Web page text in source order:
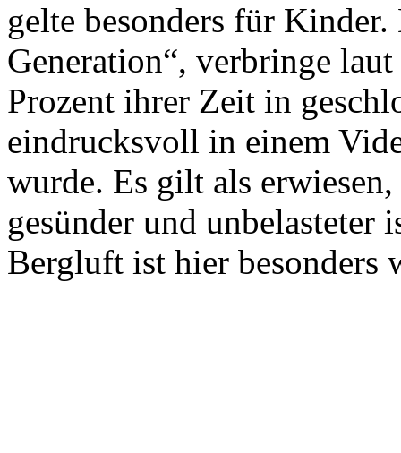
gelte besonders für
Generation“, verbringe
Prozent ihrer Zeit in
eindrucksvoll in einem
wurde. Es gilt als
gesünder und
Bergluft ist hier besonders